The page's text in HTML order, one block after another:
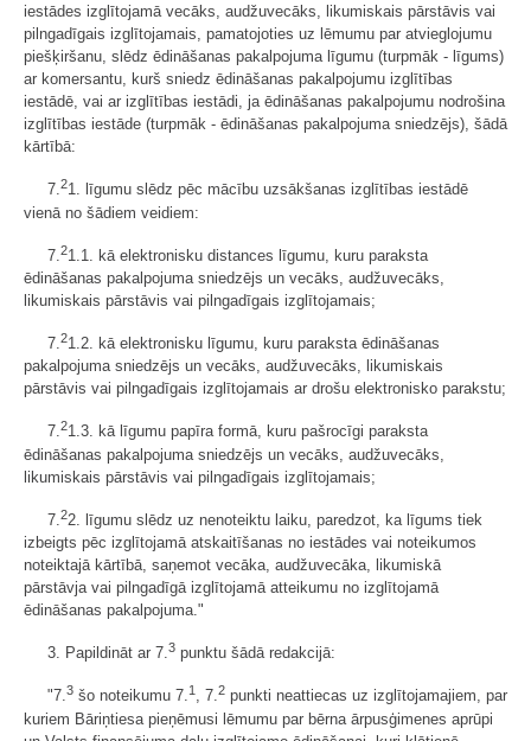
iestādes izglītojamā vecāks, audžuvecāks, likumiskais pārstāvis vai
pilngadīgais izglītojamais, pamatojoties uz lēmumu par atvieglojumu
piešķiršanu, slēdz ēdināšanas pakalpojuma līgumu (turpmāk - līgums)
ar komersantu, kurš sniedz ēdināšanas pakalpojumu izglītības
iestādē, vai ar izglītības iestādi, ja ēdināšanas pakalpojumu nodrošina
izglītības iestāde (turpmāk - ēdināšanas pakalpojuma sniedzējs), šādā
kārtībā:
7.21. līgumu slēdz pēc mācību uzsākšanas izglītības iestādē
vienā no šādiem veidiem:
7. 21.1. kā elektronisku distances līgumu, kuru paraksta
ēdināšanas pakalpojuma sniedzējs un vecāks, audžuvecāks,
likumiskais pārstāvis vai pilngadīgais izglītojamais;
7.21.2. kā elektronisku līgumu, kuru paraksta ēdināšanas
pakalpojuma sniedzējs un vecāks, audžuvecāks, likumiskais
pārstāvis vai pilngadīgais izglītojamais ar drošu elektronisko parakstu;
7.21.3. kā līgumu papīra formā, kuru pašrocīgi paraksta
ēdināšanas pakalpojuma sniedzējs un vecāks, audžuvecāks,
likumiskais pārstāvis vai pilngadīgais izglītojamais;
7. 22. līgumu slēdz uz nenoteiktu laiku, paredzot, ka līgums tiek
izbeigts pēc izglītojamā atskaitīšanas no iestādes vai noteikumos
noteiktajā kārtībā, saņemot vecāka, audžuvecāka, likumiskā
pārstāvja vai pilngadīgā izglītojamā atteikumu no izglītojamā
ēdināšanas pakalpojuma."
3. Papildināt ar 7.3 punktu šādā redakcijā:
"7.3 šo noteikumu 7.1 , 7.2 punkti neattiecas uz izglītojamajiem, par
kuriem Bāriņtiesa pieņēmusi lēmumu par bērna ārpusģimenes aprūpi